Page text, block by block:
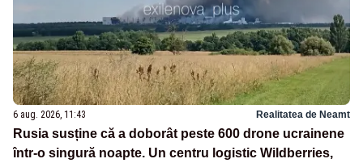
6 aug. 2026, 11:43 Realitatea de Neamt
Rusia susține că a doborât peste 600 drone ucrainene
într-o singură noapte. Un centru logistic Wildberries,